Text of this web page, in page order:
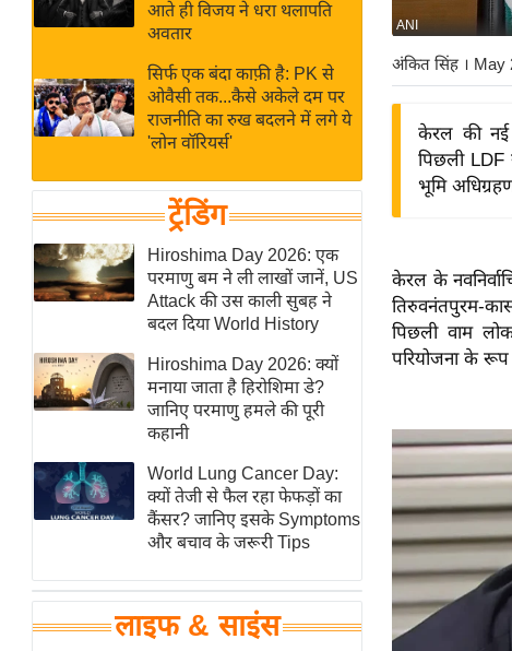
Videos
2026
ई-पेपर
मिसाल बेमिसाल
शख्सियत
यंग इंडिया
साहित्य जगत
ऑटो वर्ल्ड
न्यूज ब्रीफ
मनोरंजन जगत
बॉलीवुड
हॉलीवुड
फिल्म समीक्षा
News
लाइफस्टाइल
टेक्नॉलॉजी
ब्यूटी/फैशन
घरेलू नुस्खे
आते ही विजय ने धरा थलापति
अवतार
सिर्फ एक बंदा काफ़ी है: PK से
ओवैसी तक...कैसे अकेले दम पर
राजनीति का रुख बदलने में लगे ये
'लोन वॉरियर्स'
ट्रेंडिंग
Hiroshima Day 2026: एक
परमाणु बम ने ली लाखों जानें, US
Attack की उस काली सुबह ने
बदल दिया World History
Hiroshima Day 2026: क्यों
मनाया जाता है हिरोशिमा डे?
जानिए परमाणु हमले की पूरी
कहानी
World Lung Cancer Day:
क्यों तेजी से फैल रहा फेफड़ों का
कैंसर? जानिए इसके Symptoms
और बचाव के जरूरी Tips
लाइफ & साइंस
ANI
अंकित सिंह। May
केरल की नई
पिछली LDF
भूमि
केरल के
तिरुवनंतपुरम-
पिछली वाम
परियोजना के रूप